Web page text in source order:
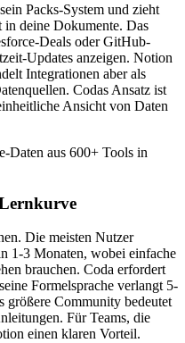
Packs-System und zieht
deine Dokumente. Das
Deals oder GitHub-
Updates anzeigen. Notion
Integrationen aber als
Codas Ansatz ist
Ansicht von Daten
Daten aus 600+ Tools in
Die meisten Nutzer
1-3 Monaten, wobei einfache
brauchen. Coda erfordert
Formelsprache verlangt 5-
größere Community bedeutet
Für Teams, die
einen klaren Vorteil.